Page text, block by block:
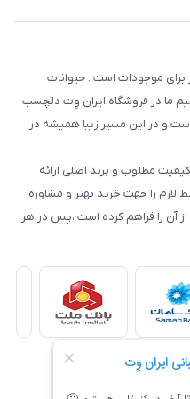
برای موجودات است . حیوانات
تیم ما در فروشگاه ایران وِت دلچسب
و در این مسیر زیبا همیشه در
مطلوب و برند اصلی ارائه
را جهت خرید بهتر و مشاوره
آن را فراهم کرده است ،پس در هر